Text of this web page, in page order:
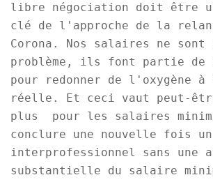
libre négociation doit être
clé de l'approche de la
Corona. Nos salaires ne sont
problème, ils font partie de
pour redonner de l'oxygène à
réelle. Et ceci vaut peut-
plus pour les salaires
conclure une nouvelle fois un
interprofessionnel sans une
substantielle du salaire